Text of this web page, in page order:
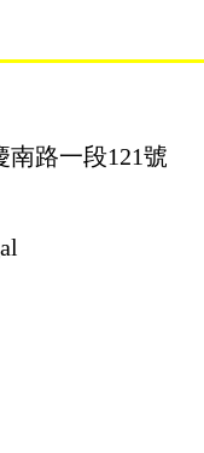
南路一段121號